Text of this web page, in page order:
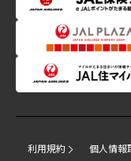
利用規約 個人情報